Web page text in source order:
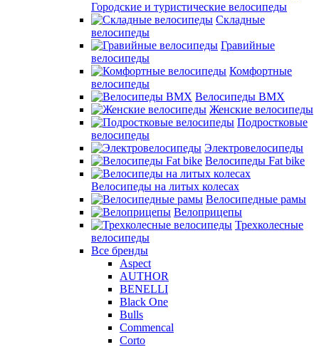
Городские и туристические велосипеды
Складные
велосипеды
Гравийные
велосипеды
Комфортные
велосипеды
Велосипеды BMX
Женские велосипеды
Подростковые
велосипеды
Электровелосипеды
Велосипеды Fat bike
Велосипеды на литых колесах
Велосипедные рамы
Велоприцепы
Трехколесные
велосипеды
Все бренды
Aspect
AUTHOR
BENELLI
Black One
Bulls
Commencal
Corto